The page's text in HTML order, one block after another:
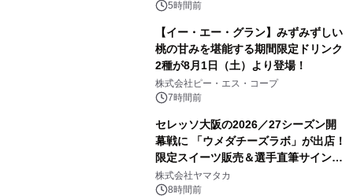
5時間前
【イー・エー・グラン】みずみずしい
桃の甘みを堪能する期間限定ドリンク
2種が8月1日（土）より登場！
株式会社ピー・エス・コープ
7時間前
セレッソ大阪の2026／27シーズン開
幕戦に 「ウメダチーズラボ」が出店！
限定スイーツ販売＆選手直筆サイング
ッズが当たる抽選会を 8月8日に開催
株式会社ヤマタカ
8時間前